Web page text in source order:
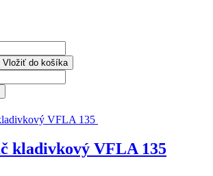
Vložiť do košíka
kladivkový VFLA 135